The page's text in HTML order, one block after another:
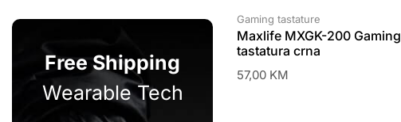
Free Shipping
Wearable Tech
Gaming tastature
Maxlife MXGK-200 Gaming
tastatura crna
57,00 KM